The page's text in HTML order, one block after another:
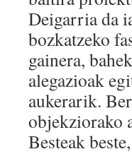
Deigarria da
bozkatzeko
gainera,
alegazioak
aukerarik.
objekziorako
Besteak